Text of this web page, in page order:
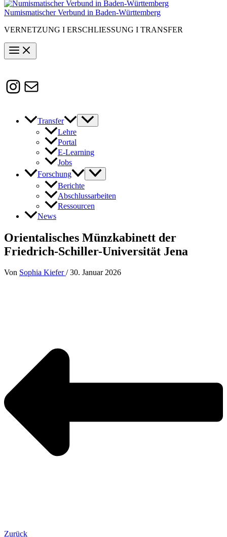
Numismatischer Verbund in Baden-Württemberg
VERNETZUNG I ERSCHLIESSUNG I TRANSFER
Instagram
Susanne.Boerner@zaw.uni-
heidelberg.de
Transfer
Lehre
Portal
E-Learning
Jobs
Forschung
Berichte
Abschlussarbeiten
Ressourcen
News
Orientalisches Münzkabinett der
Friedrich-Schiller-Universität Jena
Von Sophia Kiefer/30. Januar 2026
Zurück